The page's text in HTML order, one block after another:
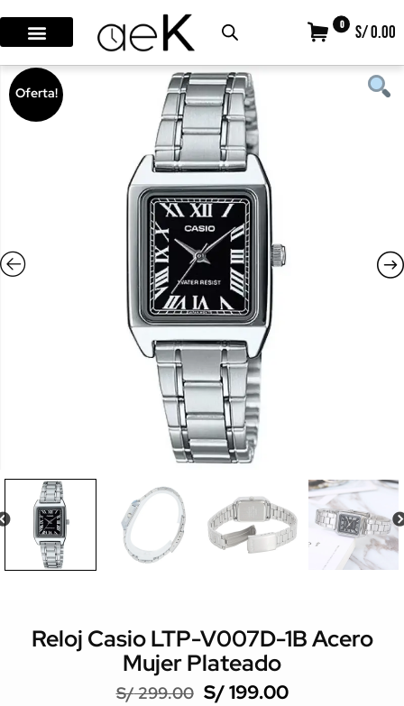
0 S/ 0.00
Oferta!
Reloj Casio LTP-V007D-1B Acero
Mujer Plateado
S/299.00 S/199.00